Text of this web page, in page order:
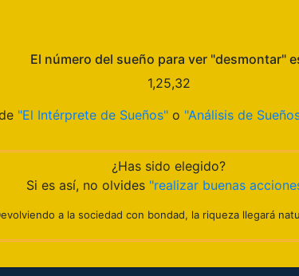
El número del sueño para ver "desmontar"
1,25,32
"El Intérprete de Sueños" o "Análisis de
¿Has sido elegido?
Si es así, no olvides "realizar buenas
a la sociedad con bondad, la riqueza llegará